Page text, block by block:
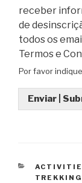
receber
de
todos os
Termos e
Por favor
Enviar |
TREKKING